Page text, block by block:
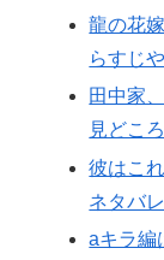
龍の花
らすじ
田中家
見どこ
彼はこ
ネタバ
aキラ編